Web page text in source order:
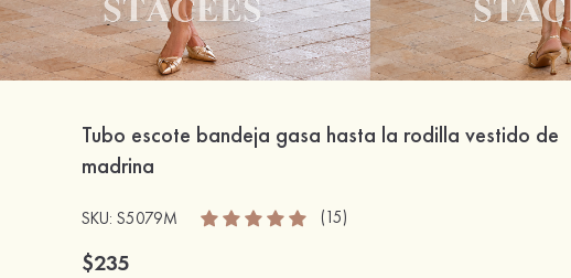
Tubo escote bandeja gasa hasta la rodilla vestido de
madrina
SKU: S5079M (15)
$235